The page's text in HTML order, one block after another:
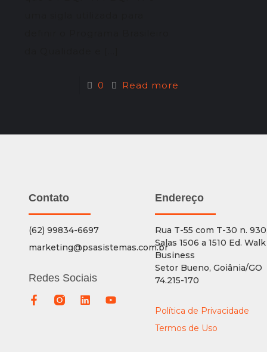
0 Read more
Endereço
Rua T-55 com T-30 n.
Salas 1506 a 1510 Ed. Walk
Business
Setor Bueno, Goiânia/GO
74.215-170
Política de Privacidade
Termos de Uso
Contato
(62) 99834-6697
marketing@psasistemas.com.br
Redes Sociais